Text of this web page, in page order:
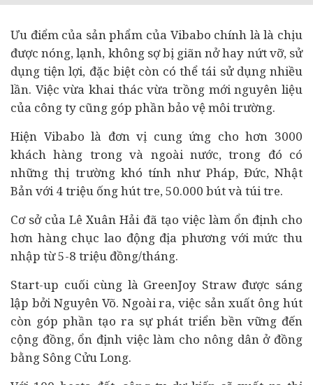
Ưu điểm của sản phẩm của Vibabo chính là là chịu
được nóng, lạnh, không sợ bị giãn nở hay nứt vỡ, sử
dụng tiện lợi, đặc biệt còn có thể tái sử dụng nhiều
lần. Việc vừa khai thác vừa trồng mới nguyên liệu
của công ty cũng góp phần bảo vệ môi trường.
Hiện Vibabo là đơn vị cung ứng cho hơn 3000
khách hàng trong và ngoài nước, trong đó có
những thị trường khó tính như Pháp, Đức, Nhật
Bản với 4 triệu ống hút tre, 50.000 bút và túi tre.
Cơ sở của Lê Xuân Hải đã tạo việc làm ổn định cho
hơn hàng chục lao động địa phương với mức thu
nhập từ 5-8 triệu đồng/tháng.
Start-up cuối cùng là GreenJoy Straw được sáng
lập bởi Nguyên Võ. Ngoài ra, việc sản xuất ông hút
còn góp phần tạo ra sự phát triển bền vững đến
cộng đồng, ổn định việc làm cho nông dân ở đồng
bằng Sông Cửu Long.